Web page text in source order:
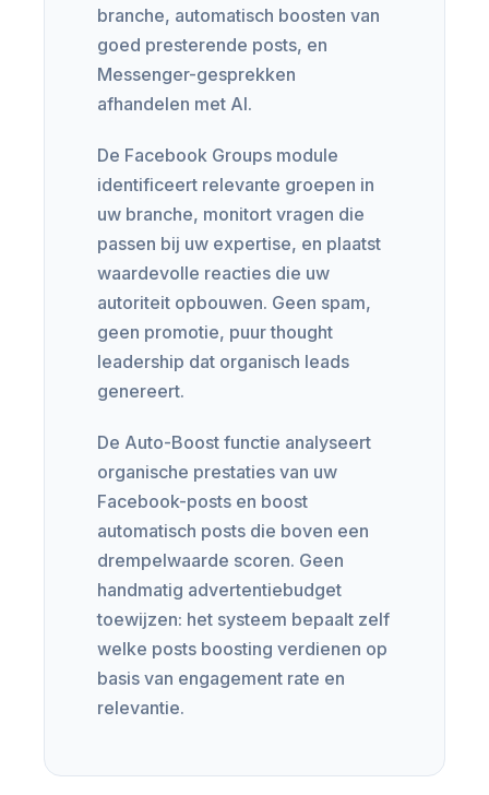
branche, automatisch boosten van
goed presterende posts, en
Messenger-gesprekken
afhandelen met AI.
De Facebook Groups module
identificeert relevante groepen in
uw branche, monitort vragen die
passen bij uw expertise, en plaatst
waardevolle reacties die uw
autoriteit opbouwen. Geen spam,
geen promotie, puur thought
leadership dat organisch leads
genereert.
De Auto-Boost functie analyseert
organische prestaties van uw
Facebook-posts en boost
automatisch posts die boven een
drempelwaarde scoren. Geen
handmatig advertentiebudget
toewijzen: het systeem bepaalt zelf
welke posts boosting verdienen op
basis van engagement rate en
relevantie.